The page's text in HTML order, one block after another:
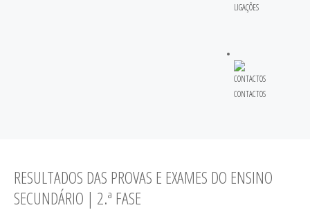
LIGAÇÕES
CONTACTOS
RESULTADOS DAS PROVAS E EXAMES DO ENSINO
SECUNDÁRIO | 2.ª FASE